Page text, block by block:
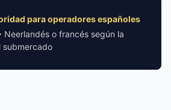
para operadores españoles
o francés según la
submercado